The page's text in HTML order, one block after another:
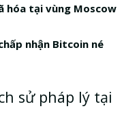
hóa tại vùng Moscow
nhận Bitcoin né
sử pháp lý tại